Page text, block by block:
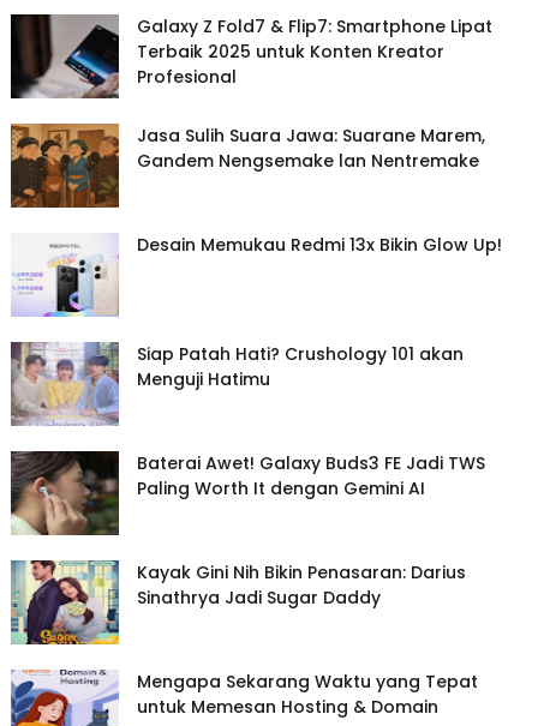
Galaxy Z Fold7 & Flip7: Smartphone Lipat
Terbaik 2025 untuk Konten Kreator
Profesional
Jasa Sulih Suara Jawa: Suarane Marem,
Gandem Nengsemake lan Nentremake
Desain Memukau Redmi 13x Bikin Glow Up!
Siap Patah Hati? Crushology 101 akan
Menguji Hatimu
Baterai Awet! Galaxy Buds3 FE Jadi TWS
Paling Worth It dengan Gemini AI
Kayak Gini Nih Bikin Penasaran: Darius
Sinathrya Jadi Sugar Daddy
Mengapa Sekarang Waktu yang Tepat
untuk Memesan Hosting & Domain